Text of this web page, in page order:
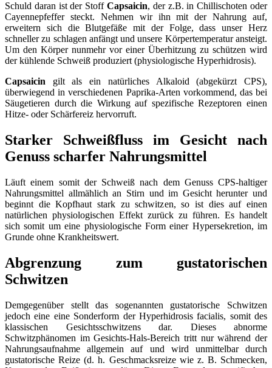
Schuld daran ist der Stoff Capsaicin, der z.B. in Chillischoten oder
Cayennepfeffer steckt. Nehmen wir ihn mit der Nahrung auf,
erweitern sich die Blutgefäße mit der Folge, dass unser Herz
schneller zu schlagen anfängt und unsere Körpertemperatur ansteigt.
Um den Körper nunmehr vor einer Überhitzung zu schützen wird
der kühlende Schweiß produziert (physiologische Hyperhidrosis).
Capsaicin gilt als ein natürliches Alkaloid (abgekürzt CPS),
überwiegend in verschiedenen Paprika-Arten vorkommend, das bei
Säugetieren durch die Wirkung auf spezifische Rezeptoren einen
Hitze- oder Schärfereiz hervorruft.
Starker Schweißfluss im Gesicht nach
Genuss scharfer Nahrungsmittel
Läuft einem somit der Schweiß nach dem Genuss CPS-haltiger
Nahrungsmittel allmählich an Stirn und im Gesicht herunter und
beginnt die Kopfhaut stark zu schwitzen, so ist dies auf einen
natürlichen physiologischen Effekt zurück zu führen. Es handelt
sich somit um eine physiologische Form einer Hypersekretion, im
Grunde ohne Krankheitswert.
Abgrenzung zum gustatorischen
Schwitzen
Demgegenüber stellt das sogenannten gustatorische Schwitzen
jedoch eine eine Sonderform der Hyperhidrosis facialis, somit des
klassischen Gesichtsschwitzens dar. Dieses abnorme
Schwitzphänomen im Gesichts-Hals-Bereich tritt nur während der
Nahrungsaufnahme allgemein auf und wird unmittelbar durch
gustatorische Reize (d. h. Geschmacksreize wie z. B. Schmecken,